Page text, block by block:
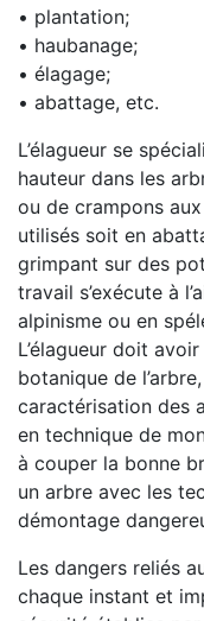
• plantation;
• haubanage;
• élagage;
• abattage, etc.
L’élagueur se
hauteur dans les
ou de crampons
utilisés soit en
grimpant sur des
travail s’exécute à
alpinisme ou en
L’élagueur doit
botanique de
caractérisation des
en technique de
à couper la bonne
un arbre avec les
démontage
Les dangers reliés
chaque instant et